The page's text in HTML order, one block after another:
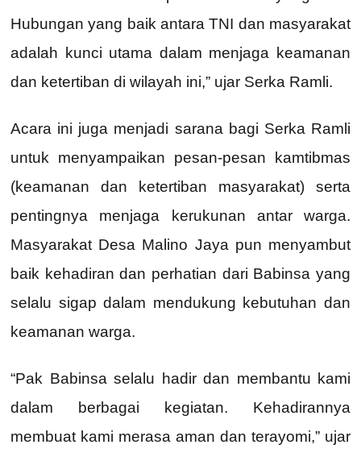
Hubungan yang baik antara TNI dan masyarakat
adalah kunci utama dalam menjaga keamanan
dan ketertiban di wilayah ini,” ujar Serka Ramli.
Acara ini juga menjadi sarana bagi Serka Ramli
untuk menyampaikan pesan-pesan kamtibmas
(keamanan dan ketertiban masyarakat) serta
pentingnya menjaga kerukunan antar warga.
Masyarakat Desa Malino Jaya pun menyambut
baik kehadiran dan perhatian dari Babinsa yang
selalu sigap dalam mendukung kebutuhan dan
keamanan warga.
“Pak Babinsa selalu hadir dan membantu kami
dalam berbagai kegiatan. Kehadirannya
membuat kami merasa aman dan terayomi,” ujar